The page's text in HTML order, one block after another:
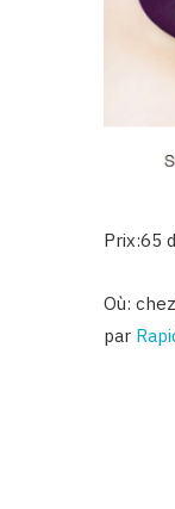
Prix:65
Où: chez
par